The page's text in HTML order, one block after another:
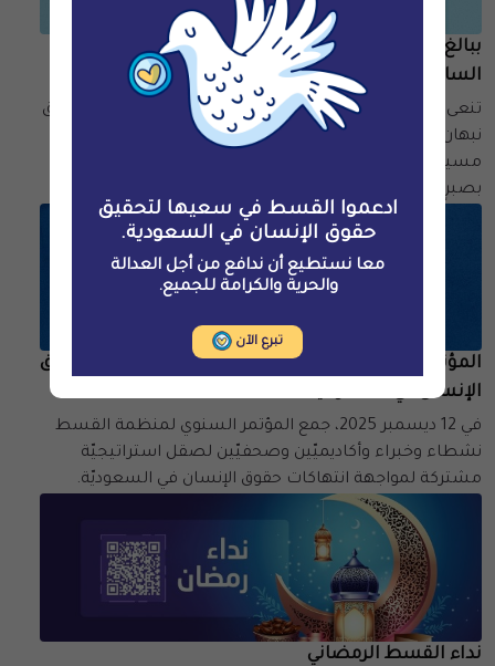
ببالغ الحزن تنعى منظمة القسط وفاة مديرها التنفيذي
السابق نبهان الحنشي
تنعى منظمة القسط لحقوق الإنسان مديرها التنفيذي السابق
مسيرة حافلة بالعطاء وصراعٍ مع مرض السرطان خاضه
بصبرٍ وشجاعة.
المؤتمر السنوي لمنظمة القسط لعام 2025: واقع حقوق
الإنسان في السعوديّة
في 12 ديسمبر 2025، جمع المؤتمر السنوي لمنظمة القسط
نشطاء وخبراء وأكاديميّين وصحفيّين لصقل استراتيجيّة
مشتركة لمواجهة انتهاكات حقوق الإنسان في السعوديّة.
نداء القسط الرمضاني
ادعموا القسط في سعيها لتحقيق
حقوق الإنسان في السعودية.
معا نستطيع أن ندافع من أجل العدالة
والحرية والكرامة للجميع.
تبرع الآن